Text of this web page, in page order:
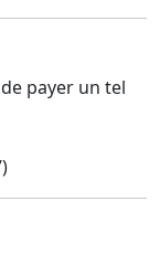
payer un tel